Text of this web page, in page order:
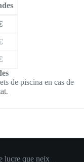
de piscina en cas de
lucre que neix